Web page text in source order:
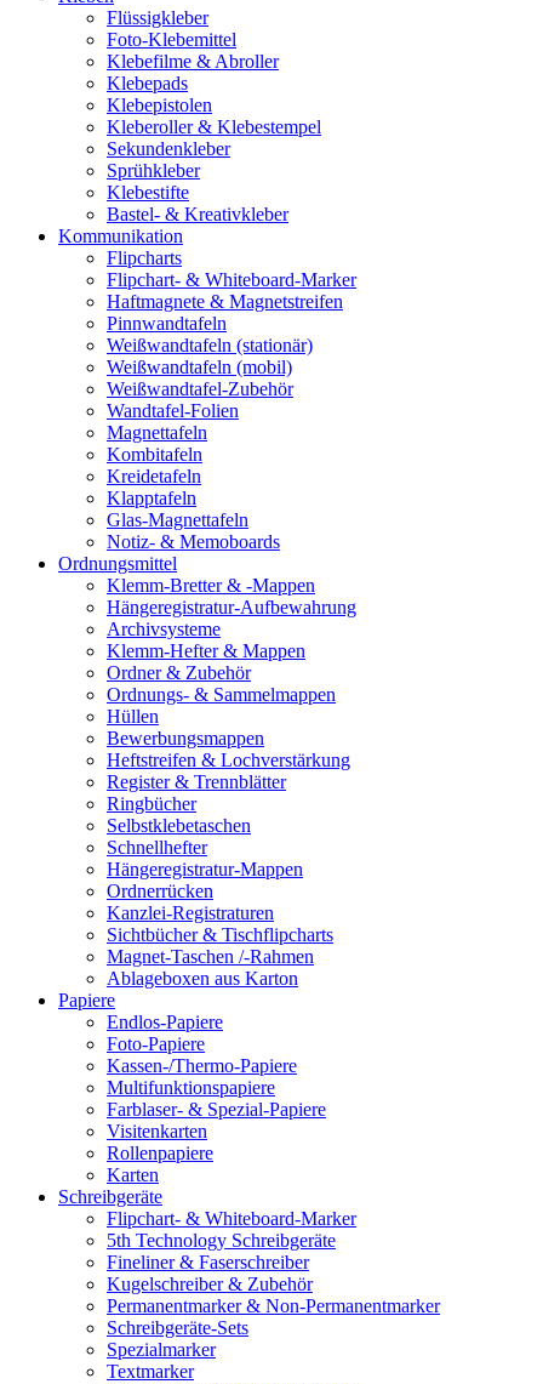
Flüssigkleber
Foto-Klebemittel
Klebefilme & Abroller
Klebepads
Klebepistolen
Kleberoller & Klebestempel
Sekundenkleber
Sprühkleber
Klebestifte
Bastel- & Kreativkleber
Kommunikation
Flipcharts
Flipchart- & Whiteboard-Marker
Haftmagnete & Magnetstreifen
Pinnwandtafeln
Weißwandtafeln (stationär)
Weißwandtafeln (mobil)
Weißwandtafel-Zubehör
Wandtafel-Folien
Magnettafeln
Kombitafeln
Kreidetafeln
Klapptafeln
Glas-Magnettafeln
Notiz- & Memoboards
Ordnungsmittel
Klemm-Bretter & -Mappen
Hängeregistratur-Aufbewahrung
Archivsysteme
Klemm-Hefter & Mappen
Ordner & Zubehör
Ordnungs- & Sammelmappen
Hüllen
Bewerbungsmappen
Heftstreifen & Lochverstärkung
Register & Trennblätter
Ringbücher
Selbstklebetaschen
Schnellhefter
Hängeregistratur-Mappen
Ordnerrücken
Kanzlei-Registraturen
Sichtbücher & Tischflipcharts
Magnet-Taschen /-Rahmen
Ablageboxen aus Karton
Papiere
Endlos-Papiere
Foto-Papiere
Kassen-/Thermo-Papiere
Multifunktionspapiere
Farblaser- & Spezial-Papiere
Visitenkarten
Rollenpapiere
Karten
Schreibgeräte
Flipchart- & Whiteboard-Marker
5th Technology Schreibgeräte
Fineliner & Faserschreiber
Kugelschreiber & Zubehör
Permanentmarker & Non-Permanentmarker
Schreibgeräte-Sets
Spezialmarker
Textmarker